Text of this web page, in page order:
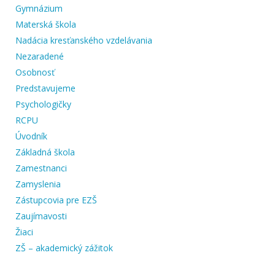
Gymnázium
Materská škola
Nadácia kresťanského vzdelávania
Nezaradené
Osobnosť
Predstavujeme
Psychologičky
RCPU
Úvodník
Základná škola
Zamestnanci
Zamyslenia
Zástupcovia pre EZŠ
Zaujímavosti
Žiaci
ZŠ – akademický zážitok